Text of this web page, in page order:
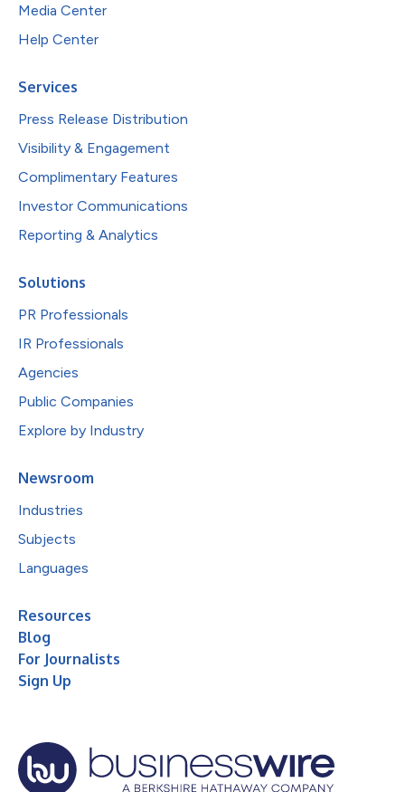
Media Center
Help Center
Services
Press Release Distribution
Visibility & Engagement
Complimentary Features
Investor Communications
Reporting & Analytics
Solutions
PR Professionals
IR Professionals
Agencies
Public Companies
Explore by Industry
Newsroom
Industries
Subjects
Languages
Resources
Blog
For Journalists
Sign Up